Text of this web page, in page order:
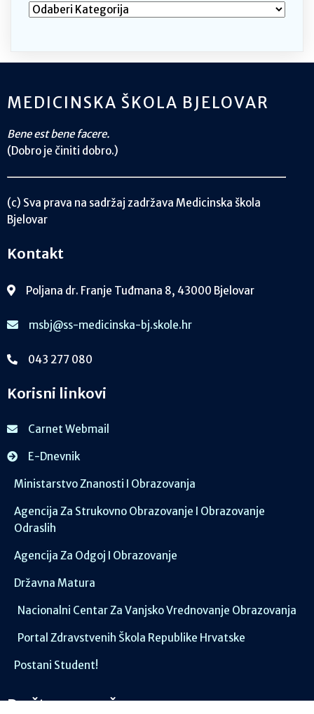
MEDICINSKA ŠKOLA BJELOVAR
Bene est bene facere.
(Dobro je činiti dobro.)
(c) Sva prava na sadržaj zadržava Medicinska škola
Bjelovar
Kontakt
Poljana dr. Franje Tuđmana 8, 43000 Bjelovar
msbj@ss-medicinska-bj.skole.hr
043 277 080
Korisni linkovi
Carnet Webmail
E-Dnevnik
Ministarstvo Znanosti I Obrazovanja
Agencija Za Strukovno Obrazovanje I Obrazovanje
Odraslih
Agencija Za Odgoj I Obrazovanje
Državna Matura
Nacionalni Centar Za Vanjsko Vrednovanje Obrazovanja
Portal Zdravstvenih Škola Republike Hrvatske
Postani Student!
Društvene mreže